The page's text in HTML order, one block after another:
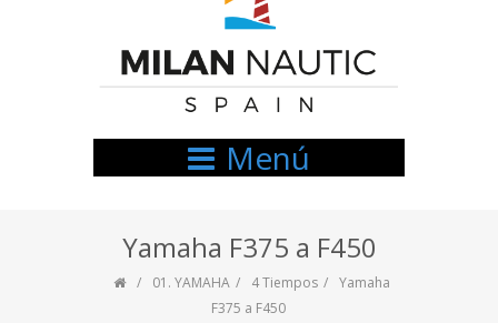
Menú
Yamaha F375 a F450
01. YAMAHA 4 Tiempos
Yamaha
F375 a F450